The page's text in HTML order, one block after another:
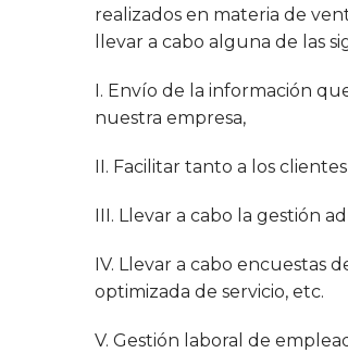
realizados en materia de
llevar a cabo alguna de las
I. Envío de la información
nuestra empresa,
II. Facilitar tanto a los
III. Llevar a cabo la gestión
IV. Llevar a cabo encuestas
optimizada de servicio, etc.
V. Gestión laboral de